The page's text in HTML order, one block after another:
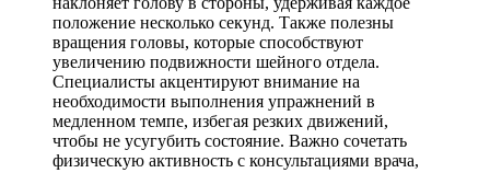
положение несколько секунд. Также полезны
вращения головы, которые способствуют
увеличению подвижности шейного отдела.
Специалисты акцентируют внимание на
необходимости выполнения упражнений в
медленном темпе, избегая резких движений,
чтобы не усугубить состояние. Важно сочетать
физическую активность с консультациями врача,